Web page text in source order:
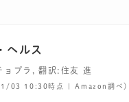
ヘルス
ョプラ, 翻訳:住友 進
03 10:30時点 | Amazon調べ）